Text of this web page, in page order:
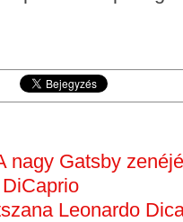
nagy Gatsby
Leonardo